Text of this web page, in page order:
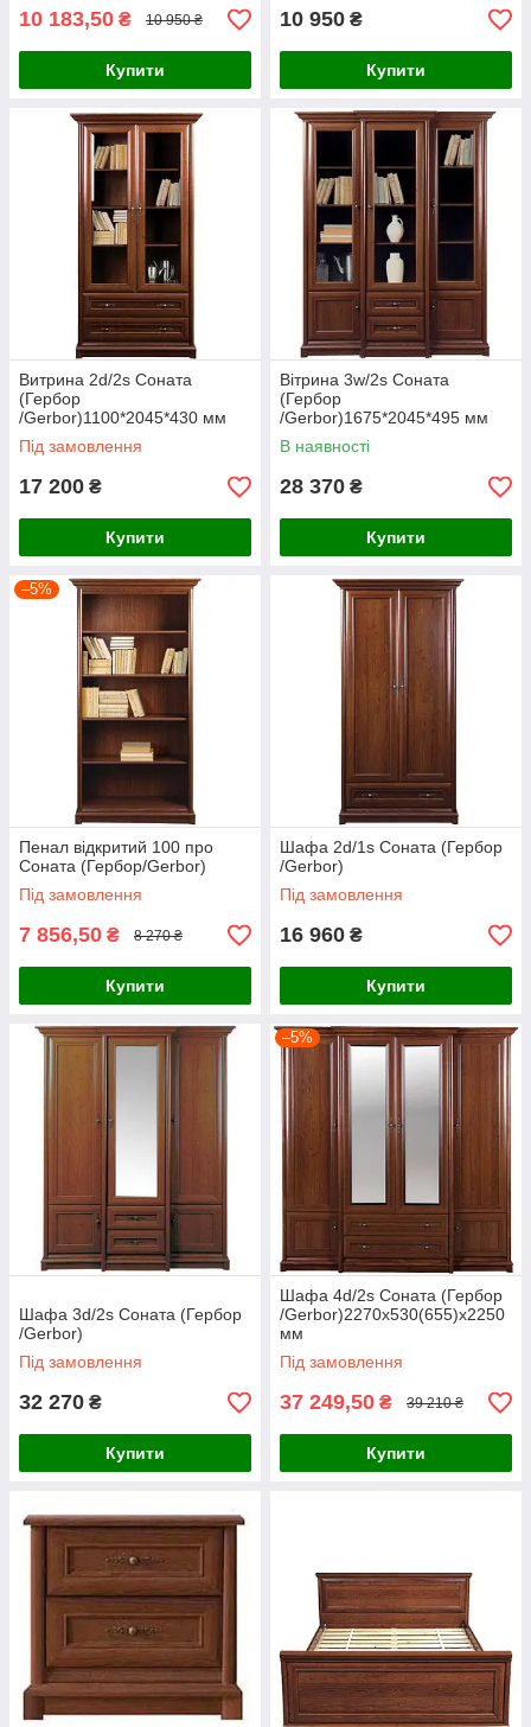
10 183,50 ₴ 10 950 ₴
Купити
10 950 ₴
Купити
Витрина 2d/2s Соната
(Гербор
/Gerbor)1100*2045*430 мм
Під замовлення
17 200 ₴
Купити
Вітрина 3w/2s Соната
(Гербор
/Gerbor)1675*2045*495 мм
В наявності
28 370 ₴
Купити
–5%
Пенал відкритий 100 про
Соната (Гербор/Gerbor)
Під замовлення
7 856,50 ₴ 8 270 ₴
Купити
Шафа 2d/1s Соната (Гербор
/Gerbor)
Під замовлення
16 960 ₴
Купити
Шафа 3d/2s Соната (Гербор
/Gerbor)
Під замовлення
32 270 ₴
Купити
–5%
Шафа 4d/2s Соната (Гербор
/Gerbor)2270х530(655)х2250
мм
Під замовлення
37 249,50 ₴ 39 210 ₴
Купити